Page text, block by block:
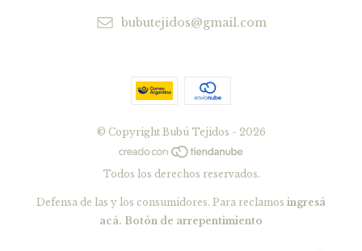
bubutejidos@gmail.com
© Copyright Bubú Tejidos - 2026
Todos los derechos reservados.
Defensa de las y los consumidores. Para reclamos ingresá
acá. Botón de arrepentimiento